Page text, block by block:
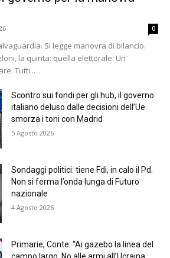
0
Si legge manovra di bilancio.
la quinta: quella elettorale. Un
Tutti...
Scontro sui fondi per gli hub, il governo
italiano deluso dalle decisioni dell’Ue
smorza i toni con Madrid
5 Agosto 2026
Sondaggi politici: tiene Fdi, in calo il Pd.
Non si ferma l’onda lunga di Futuro
nazionale
4 Agosto 2026
Primarie, Conte: “Ai gazebo la linea del